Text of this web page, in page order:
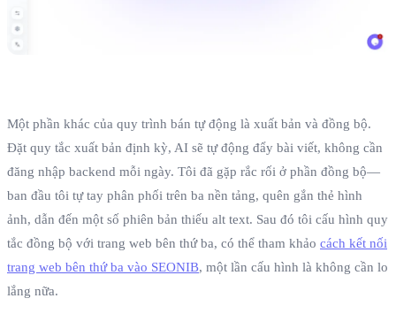
Một phần khác của quy trình bán tự động là xuất bản và đồng bộ.
Đặt quy tắc xuất bản định kỳ, AI sẽ tự động đẩy bài viết, không cần
đăng nhập backend mỗi ngày. Tôi đã gặp rắc rối ở phần đồng bộ—
ban đầu tôi tự tay phân phối trên ba nền tảng, quên gắn thẻ hình
ảnh, dẫn đến một số phiên bản thiếu alt text. Sau đó tôi cấu hình quy
tắc đồng bộ với trang web bên thứ ba, có thể tham khảo cách kết nối
trang web bên thứ ba vào SEONIB, một lần cấu hình là không cần lo
lắng nữa.